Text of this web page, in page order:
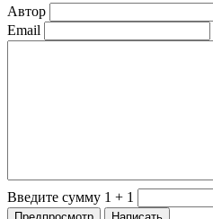
Автор
Email
Введите сумму 1 + 1